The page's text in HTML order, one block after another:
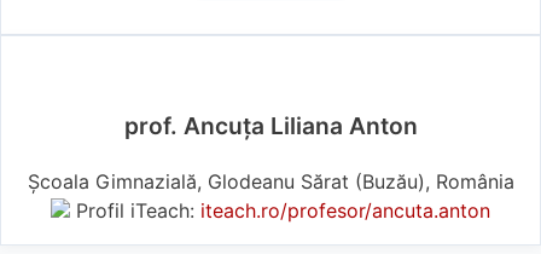
prof. Ancuța Liliana Anton
Școala Gimnazială, Glodeanu Sărat (Buzău), România
Profil iTeach: iteach.ro/profesor/ancuta.anton